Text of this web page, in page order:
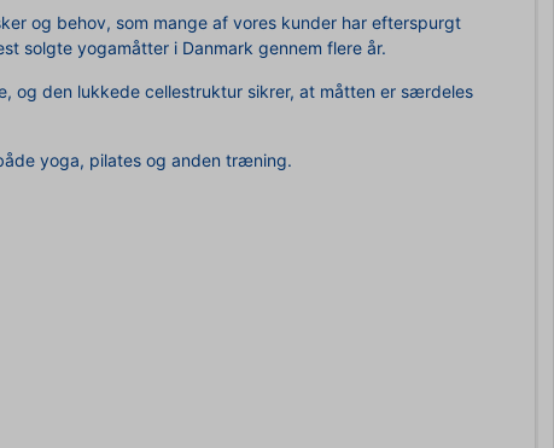
og behov, som mange af vores kunder har efterspurgt
solgte yogamåtter i Danmark gennem flere år.
og den lukkede cellestruktur sikrer, at måtten er særdeles
yoga, pilates og anden træning.